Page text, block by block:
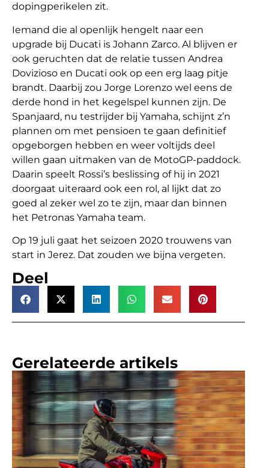
dopingperikelen zit.
Iemand die al openlijk hengelt naar een
upgrade bij Ducati is Johann Zarco. Al blijven er
ook geruchten dat de relatie tussen Andrea
Dovizioso en Ducati ook op een erg laag pitje
brandt. Daarbij zou Jorge Lorenzo wel eens de
derde hond in het kegelspel kunnen zijn. De
Spanjaard, nu testrijder bij Yamaha, schijnt z’n
plannen om met pensioen te gaan definitief
opgeborgen hebben en weer voltijds deel
willen gaan uitmaken van de MotoGP-paddock.
Daarin speelt Rossi’s beslissing of hij in 2021
doorgaat uiteraard ook een rol, al lijkt dat zo
goed al zeker wel zo te zijn, maar dan binnen
het Petronas Yamaha team.
Op 19 juli gaat het seizoen 2020 trouwens van
start in Jerez. Dat zouden we bijna vergeten.
Deel
Gerelateerde artikels